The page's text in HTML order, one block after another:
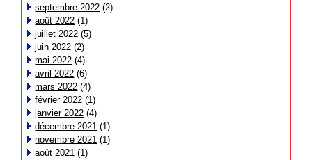
septembre 2022 (2)
août 2022 (1)
juillet 2022 (5)
juin 2022 (2)
mai 2022 (4)
avril 2022 (6)
mars 2022 (4)
février 2022 (1)
janvier 2022 (4)
décembre 2021 (1)
novembre 2021 (1)
août 2021 (1)